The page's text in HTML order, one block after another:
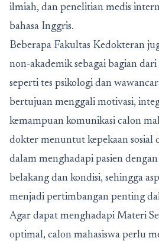
ilmiah, dan penelitian medis
bahasa Inggris.
Beberapa Fakultas Kedokteran
non-akademik sebagai bagian
seperti tes psikologi dan
bertujuan menggali motivasi,
kemampuan komunikasi calon
dokter menuntut kepekaan sosial
dalam menghadapi pasien
belakang dan kondisi, sehingga
menjadi pertimbangan penting
Agar dapat menghadapi Materi
optimal, calon mahasiswa perlu